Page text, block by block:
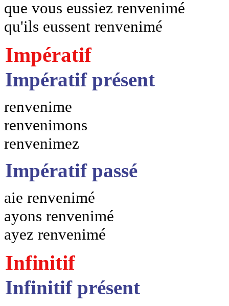
que vous eussiez renvenimé
qu'ils eussent renvenimé
Impératif
Impératif présent
renvenime
renvenimons
renvenimez
Impératif passé
aie renvenimé
ayons renvenimé
ayez renvenimé
Infinitif
Infinitif présent